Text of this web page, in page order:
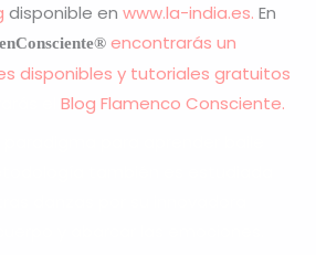
disponible en www.la-india.es. En
® encontrarás un
disponibles y tutoriales gratuitos
Blog Flamenco Consciente.